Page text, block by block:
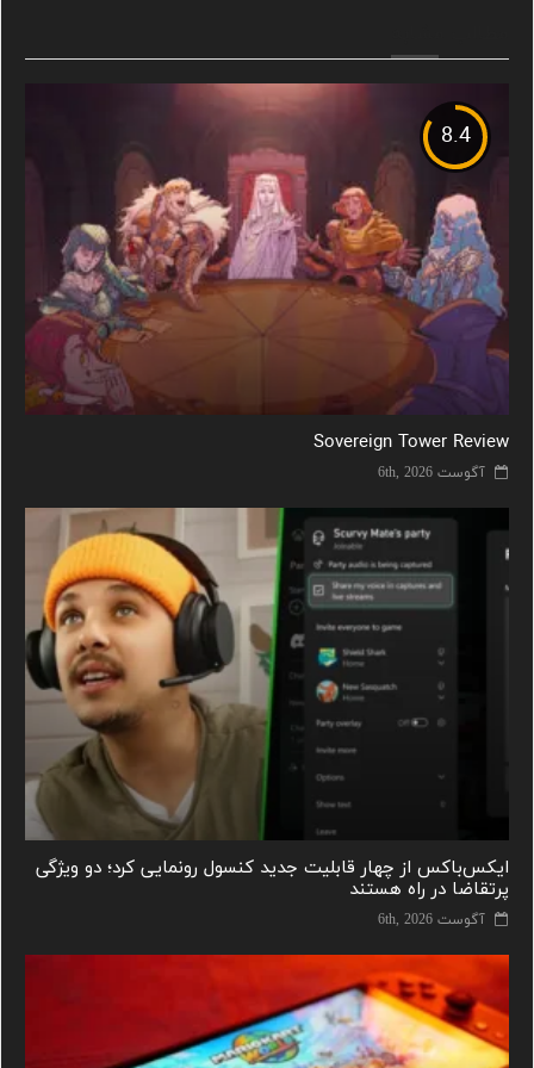
8.4
Sovereign Tower Review
آگوست 6th, 2026
ایکس‌باکس از چهار قابلیت جدید کنسول رونمایی کرد؛ دو ویژگی
پرتقاضا در راه هستند
آگوست 6th, 2026